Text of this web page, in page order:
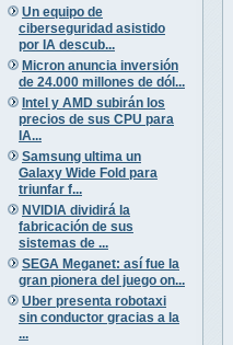
Un equipo de
ciberseguridad asistido
por IA descub...
Micron anuncia inversión
de 24.000 millones de dól...
Intel y AMD subirán los
precios de sus CPU para
IA...
Samsung ultima un
Galaxy Wide Fold para
triunfar f...
NVIDIA dividirá la
fabricación de sus
sistemas de ...
SEGA Meganet: así fue la
gran pionera del juego on...
Uber presenta robotaxi
sin conductor gracias a la
...